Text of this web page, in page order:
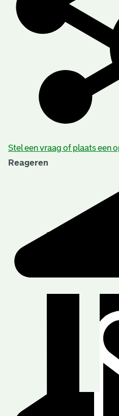
Beschrijving van de
Stel een vraag of plaats een
Reageren